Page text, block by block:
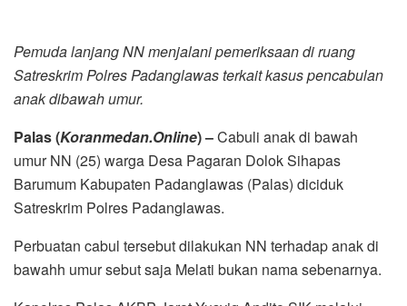
Pemuda lanjang NN menjalani pemeriksaan di ruang
Satreskrim Polres Padanglawas terkait kasus pencabulan
anak dibawah umur.
Palas (Koranmedan.Online) –Cabuli anak di bawah
umur NN (25) warga Desa Pagaran Dolok Sihapas
Barumum Kabupaten Padanglawas (Palas) diciduk
Satreskrim Polres Padanglawas.
Perbuatan cabul tersebut dilakukan NN terhadap anak di
bawahh umur sebut saja Melati bukan nama sebenarnya.